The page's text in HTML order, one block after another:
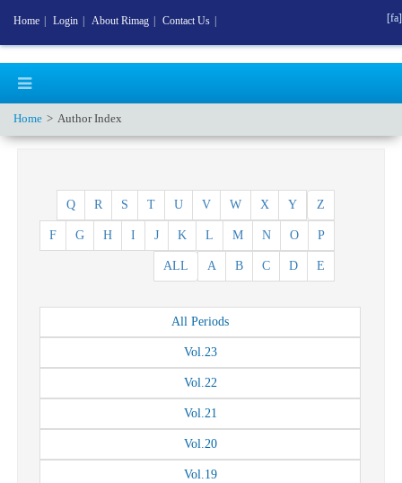
Home Author Index
Z
Y
X
W
V
U
T
S
R
Q
P
O
N
M
L
K
J
I
H
G
F
E
D
C
B
A
ALL
All Periods
Vol.23
Vol.22
Vol.21
Vol.20
Vol.19
Home Login About Rimag Contact Us [fa]